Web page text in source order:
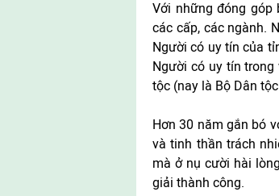
Với những đóng góp
các cấp, các ngành.
Người có uy tín của
Người có uy tín
tộc (nay là Bộ Dân
Hơn 30 năm gắn bó
và tinh thần trách
mà ở nụ cười hài
giải thành công.